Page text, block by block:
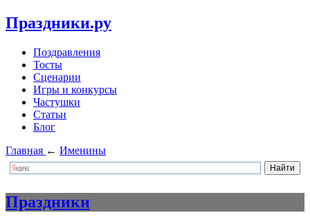
Праздники.ру
Поздравления
Тосты
Сценарии
Игры и конкурсы
Частушки
Статьи
Блог
Главная ← Именины
Праздники